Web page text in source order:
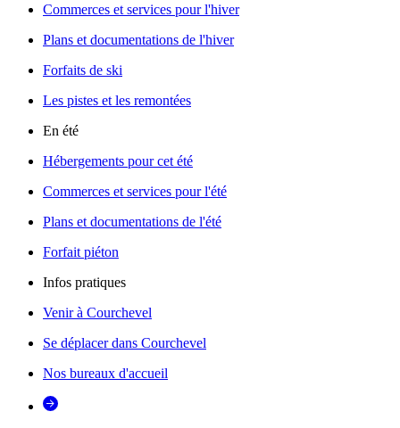
Commerces et services pour l'hiver
Plans et documentations de l'hiver
Forfaits de ski
Les pistes et les remontées
En été
Hébergements pour cet été
Commerces et services pour l'été
Plans et documentations de l'été
Forfait piéton
Infos pratiques
Venir à Courchevel
Se déplacer dans Courchevel
Nos bureaux d'accueil